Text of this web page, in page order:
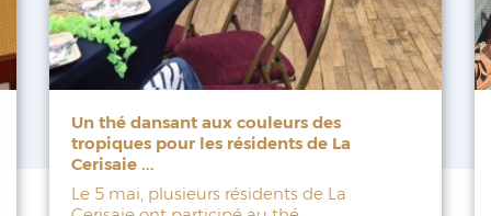
Un thé dansant aux couleurs des
tropiques pour les résidents de La
Cerisaie ...
Le 5 mai, plusieurs résidents de La